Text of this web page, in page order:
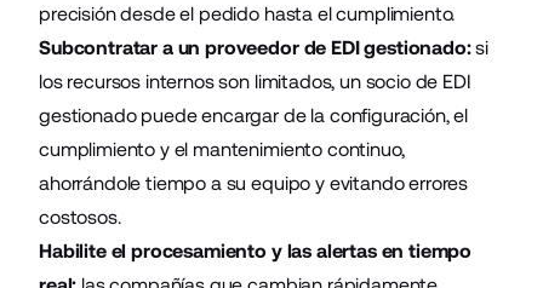
precisión desde el pedido hasta el cumplimiento.
Subcontratar a un proveedor de EDI gestionado:si
los recursos internos son limitados, un socio de EDI
gestionado puede encargar de la configuración, el
cumplimiento y el mantenimiento continuo,
ahorrándole tiempo a su equipo y evitando errores
costosos.
Habilite el procesamiento y las alertas en tiempo